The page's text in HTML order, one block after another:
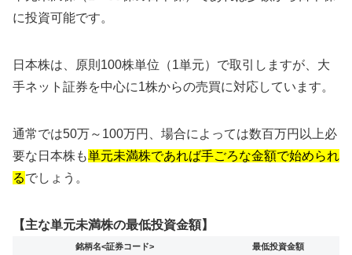
に投資可能です。
日本株は、原則100株単位（1単元）で取引しますが、大
手ネット証券を中心に1株からの売買に対応しています。
通常では50万～100万円、場合によっては数百万円以上必
要な日本株も単元未満株であれば手ごろな金額で始められ
るでしょう。
【主な単元未満株の最低投資金額】
銘柄名<証券コード> 最低投資金額